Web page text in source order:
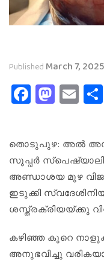
Published March 7, 2025
തൊടുപുഴ: അൽ
സൂപ്പർ
അണ്ഡാശയ മുഴ
ഇടുക്കി
ശസ്ത്രക്രിയയ്ക്കു
കഴിഞ്ഞ കുറെ
അനുഭവിച്ചു